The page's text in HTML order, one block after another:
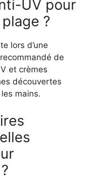
UV pour
?
lors d’une
de
et crèmes
découvertes
mains.